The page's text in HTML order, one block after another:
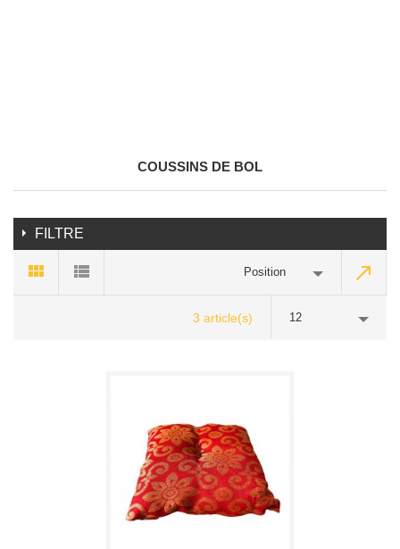
COUSSINS DE BOL
FILTRE
Position
3 article(s) 12